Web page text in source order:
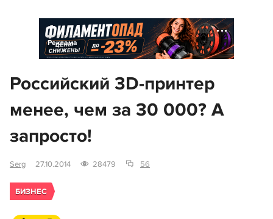
Реклама
Российский 3D-принтер
менее, чем за 30 000? А
запросто!
Serg 27.10.2014 28479 56
БИЗНЕС